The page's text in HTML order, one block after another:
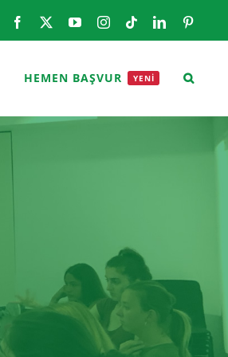
Facebook YouTubeInstagram
TiktokLinkedIn
HEMEN BAŞVUR YENİ